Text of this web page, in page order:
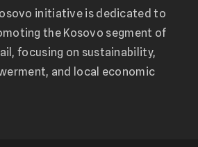
initiative is dedicated to
the Kosovo segment of
focusing on sustainability,
and local economic